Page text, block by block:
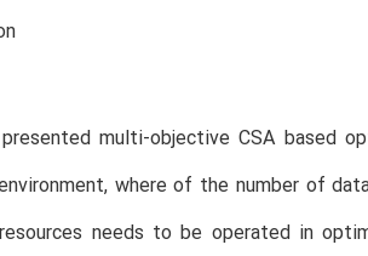
multi-objective CSA based
where of the number of
needs to be operated in